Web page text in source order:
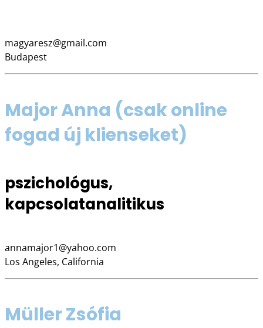
magyaresz@gmail.com
Budapest
Major Anna (csak online
fogad új klienseket)
pszichológus,
kapcsolatanalitikus
annamajor1@yahoo.com
Los Angeles, California
Müller Zsófia